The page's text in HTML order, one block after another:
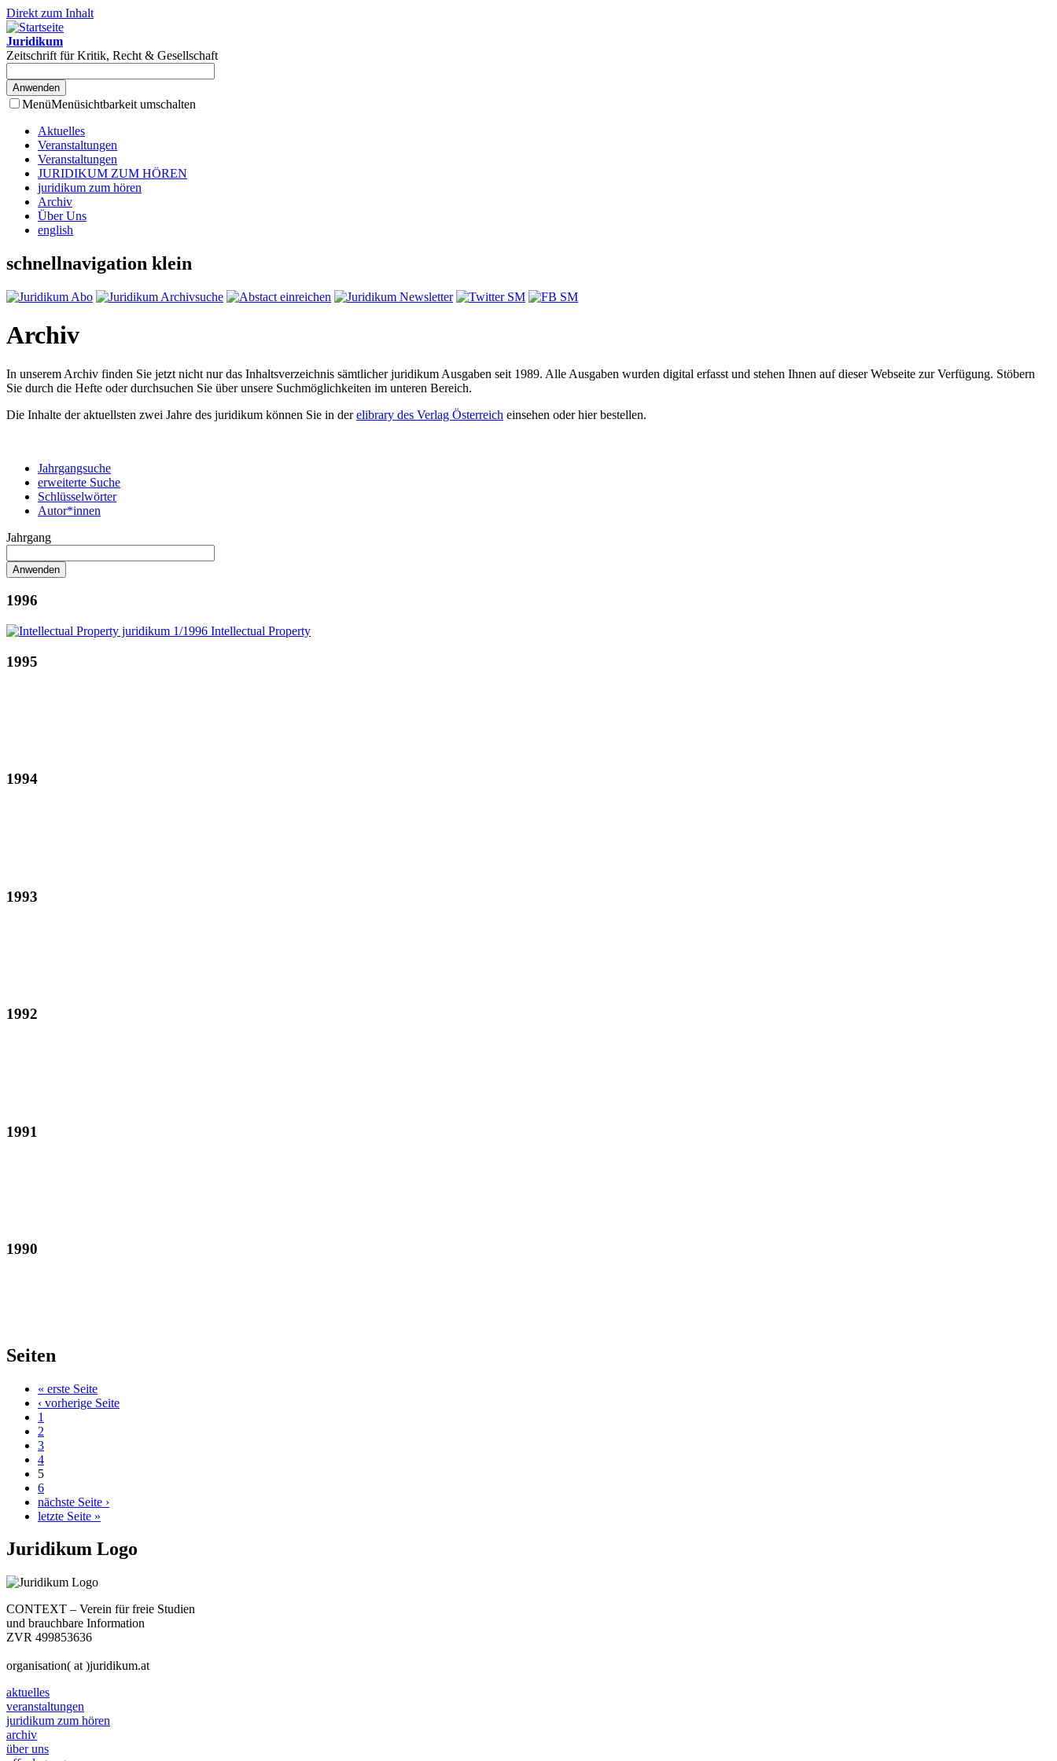
Direkt zum Inhalt
Juridikum
Zeitschrift für Kritik, Recht & Gesellschaft
MenüMenüsichtbarkeit umschalten
Aktuelles
Veranstaltungen
Veranstaltungen
JURIDIKUM ZUM HÖREN
juridikum zum hören
Archiv
Über Uns
english
schnellnavigation klein
Archiv
In unserem Archiv finden Sie jetzt nicht nur das Inhaltsverzeichnis sämtlicher juridikum Ausgaben seit 1989. Alle Ausgaben wurden digital erfasst und stehen Ihnen auf dieser Webseite zur Verfügung. Stöbern
Sie durch die Hefte oder durchsuchen Sie über unsere Suchmöglichkeiten im unteren Bereich.
Die Inhalte der aktuellsten zwei Jahre des juridikum können Sie in derelibrary des Verlag Österreich einsehen oder hier bestellen.
Jahrgangsuche
erweiterte Suche
Schlüsselwörter
Autor*innen
Jahrgang
1996
1995
1994
1993
1992
1991
1990
Seiten
« erste Seite
‹ vorherige Seite
1
2
3
4
5
6
nächste Seite ›
letzte Seite »
Juridikum Logo
CONTEXT – Verein für freie Studien
und brauchbare Information
ZVR 499853636
organisation( at )juridikum.at
aktuelles
veranstaltungen
juridikum zum hören
archiv
über uns